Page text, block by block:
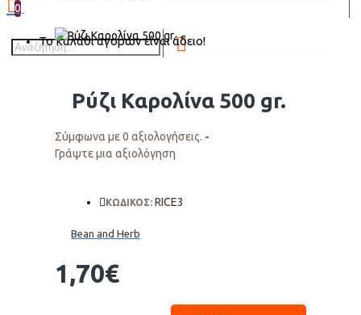
0
Το καλάθι αγορών είναι άδειο!
Ρύζι Καρολίνα 500 gr.
Σύμφωνα με 0 αξιολογήσεις. -
Γράψτε μια αξιολόγηση
1,70€
ΚΩΔΙΚΟΣ: RICE3
Bean and Herb